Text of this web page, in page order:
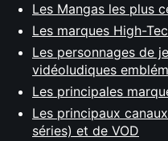
Les Mangas les plus
Les marques High-
Les personnages de
vidéoludiques
Les principales
Les principaux
séries) et de VOD